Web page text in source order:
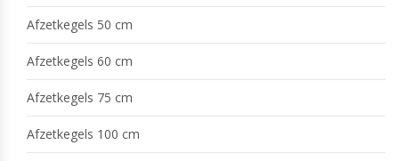
Afzetkegels 50 cm
Afzetkegels 60 cm
Afzetkegels 75 cm
Afzetkegels 100 cm